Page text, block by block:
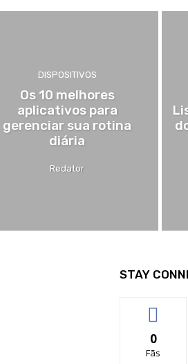
DISPOSITIVOS
Os 10 melhores
aplicativos para
gerenciar sua rotina
diária
Redator
STAY
0
Fãs